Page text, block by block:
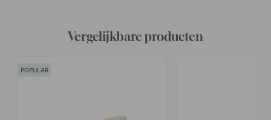
Vergelijkbare producten
POPULAR